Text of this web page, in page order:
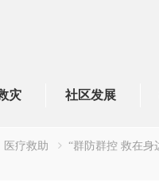
灾 社区发展
医疗救助 “群防群控 救在身